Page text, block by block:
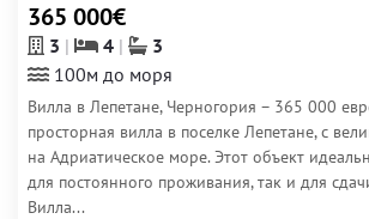
365 000€
3 4
3
100м до моря
Вилла в Лепетане, Черногория – 365 000
просторная вилла в поселке Лепетане, с
на Адриатическое море. Этот объект
для постоянного проживания, так и для
Вилла...